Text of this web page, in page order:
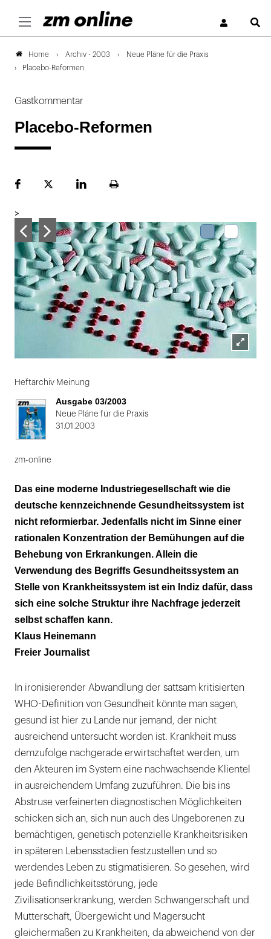
Home Archiv - 2003
Neue Pläne für die Praxis
Placebo-Reformen
Gastkommentar
Placebo-Reformen
FacebookPlattformLinekdInSeite
>
Lightbox
1
von
Heftarchiv Meinung
Ausgabe 03/2003
Neue Pläne für die Praxis
31.01.2003
zm-online
Das eine moderne Industriegesellschaft wie die
deutsche kennzeichnende Gesundheitssystem ist
nicht reformierbar. Jedenfalls nicht im Sinne einer
rationalen Konzentration der Bemühungen auf die
Behebung von Erkrankungen. Allein die
Verwendung des Begriffs Gesundheitssystem an
Stelle von Krankheitssystem ist ein Indiz dafür, dass
sich eine solche Struktur ihre Nachfrage jederzeit
selbst schaffen kann.
Klaus Heinemann
Freier Journalist
In ironisierender Abwandlung der sattsam kritisierten
WHO-Definition von Gesundheit könnte man sagen,
gesund ist hier zu Lande nur jemand, der nicht
ausreichend untersucht worden ist. Krankheit muss
demzufolge nachgerade erwirtschaftet werden, um
den Akteuren im System eine nachwachsende Klientel
in ausreichendem Umfang zuzuführen. Die bis ins
Abstruse verfeinerten diagnostischen Möglichkeiten
schicken sich an, sich nun auch des Ungeborenen zu
bemächtigen, genetisch potenzielle Krankheitsrisiken
in späteren Lebensstadien festzustellen und so
werdendes Leben zu stigmatisieren. So gesehen, wird
jede Befindlichkeitsstörung, jede
Zivilisationserkrankung, werden Schwangerschaft und
Mutterschaft, Übergewicht und Magersucht
gleichermaßen zu Krankheiten, da abweichend von der